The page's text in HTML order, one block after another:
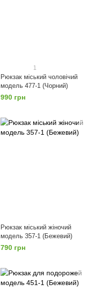
1
Рюкзак міський чоловічий
модель 477-1 (Чорний)
990 грн
Рюкзак міський жіночий
модель 357-1 (Бежевий)
790 грн